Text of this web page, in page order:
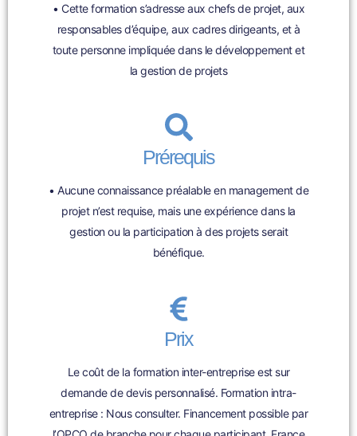
• Cette formation s’adresse aux chefs de projet, aux
responsables d’équipe, aux cadres dirigeants, et à
toute personne impliquée dans le développement et
la gestion de projets
Prérequis
• Aucune connaissance préalable en management de
projet n’est requise, mais une expérience dans la
gestion ou la participation à des projets serait
bénéfique.
Prix
Le coût de la formation inter-entreprise est sur
demande de devis personnalisé. Formation intra-
entreprise : Nous consulter. Financement possible par